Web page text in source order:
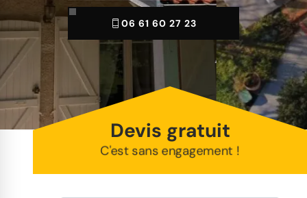
06 61 60 27 23
Devis gratuit
C'est sans engagement !